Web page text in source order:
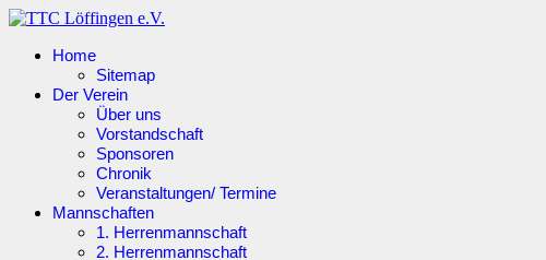
Home
Sitemap
Der Verein
Über uns
Vorstandschaft
Sponsoren
Chronik
Veranstaltungen/ Termine
Mannschaften
1. Herrenmannschaft
2. Herrenmannschaft